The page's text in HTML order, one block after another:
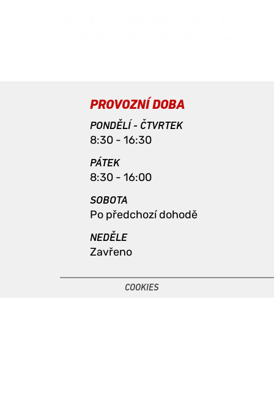
PROVOZNÍ DOBA
PONDĚLÍ - ČTVRTEK
8:30 - 16:30
PÁTEK
8:30 - 16:00
SOBOTA
Po předchozí dohodě
NEDĚLE
Zavřeno
COOKIES